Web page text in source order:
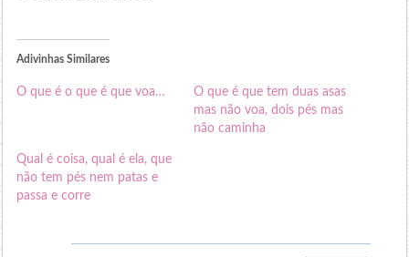
Adivinhas Similares
O que é o que é que voa…
O que é que tem duas asas
mas não voa, dois pés mas
não caminha
Qual é coisa, qual é ela, que
não tem pés nem patas e
passa e corre